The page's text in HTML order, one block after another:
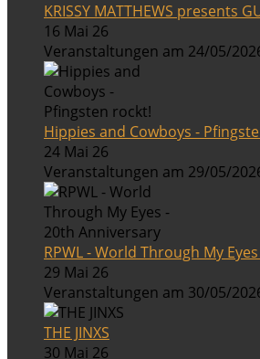
KRISSY MATTHEWS presents
16 Mai 26
Veranstaltungen am 24/05/
Hippies and Cowboys -
24 Mai 26
Veranstaltungen am 29/05/
RPWL - World Through My
29 Mai 26
Veranstaltungen am 30/05/
THE JINXS
30 Mai 26